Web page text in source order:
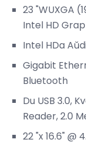
23 "WUXGA
Intel HD
Intel HDa
Gigabit
Bluetooth
Du USB 3.0,
Reader, 2.0
22 "x 16.6" @